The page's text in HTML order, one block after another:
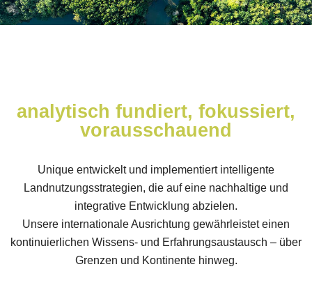
analytisch fundiert, fokussiert,
vorausschauend
Unique entwickelt und implementiert intelligente
Landnutzungsstrategien, die auf eine nachhaltige und
integrative Entwicklung abzielen.
Unsere internationale Ausrichtung gewährleistet einen
kontinuierlichen Wissens- und Erfahrungsaustausch – über
Grenzen und Kontinente hinweg.